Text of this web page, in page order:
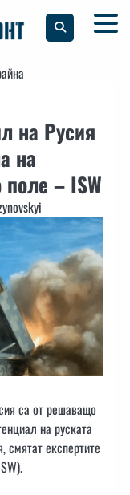
на Русия
на
поле – ISW
са от решаващо
на руската
смятат експертите